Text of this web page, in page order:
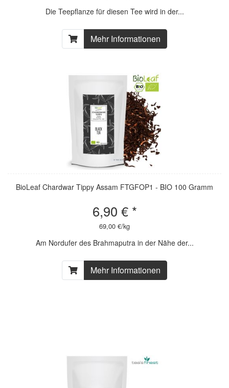
Die Teepflanze für diesen Tee wird in der...
Mehr Informationen
BioLeaf Chardwar Tippy Assam FTGFOP1 - BIO 100 Gramm
6,90 € *
69,00 €/kg
Am Nordufer des Brahmaputra in der Nähe der...
Mehr Informationen